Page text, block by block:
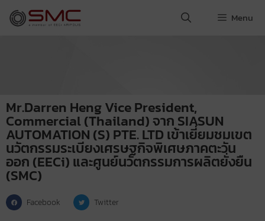
Menu
Mr.Darren Heng Vice President,
Commercial (Thailand) จาก SIASUN
AUTOMATION (S) PTE. LTD เข้าเยี่ยมชมเขต
นวัตกรรมระเบียงเศรษฐกิจพิเศษภาคตะวัน
ออก (EECi) และศูนย์นวัตกรรมการผลิตยั่งยืน
(SMC)
Facebook Twitter